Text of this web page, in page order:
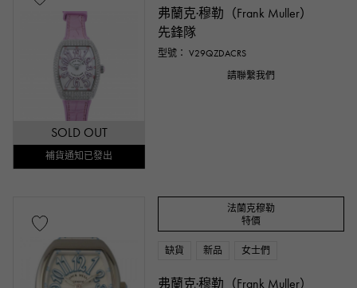
SOLD OUT
補貨通知已發出
弗蘭克·穆勒（Frank Muller）
先鋒隊
型號： V29QZDACRS
請聯繫我們
法蘭克穆勒
特價
缺貨 新品 女士們
弗蘭克·穆勒（Frank Muller）